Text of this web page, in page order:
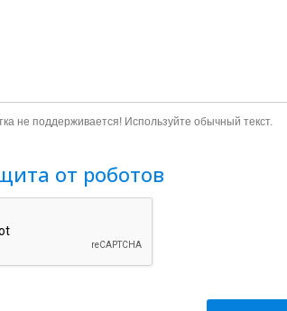
не поддерживается! Используйте обычный текст.
от роботов